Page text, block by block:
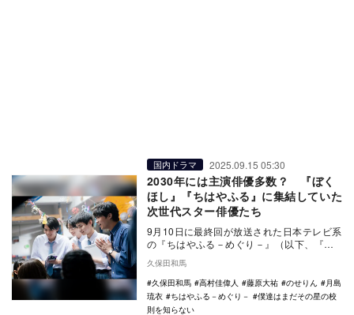
国内ドラマ 2025.09.15 05:30
2030年には主演俳優多数？ 『ぼく
ほし』『ちはやふる』に集結していた
次世代スター俳優たち
9月10日に最終回が放送された日本テレビ系
の『ちはやふる－めぐり－』（以下、『め
テレ・…
久保田和馬
久保田和馬
高村佳偉人 藤原大祐 のせりん
月島
琉衣
ちはやふる－めぐり－
僕達はまだその星の校
則を知らない